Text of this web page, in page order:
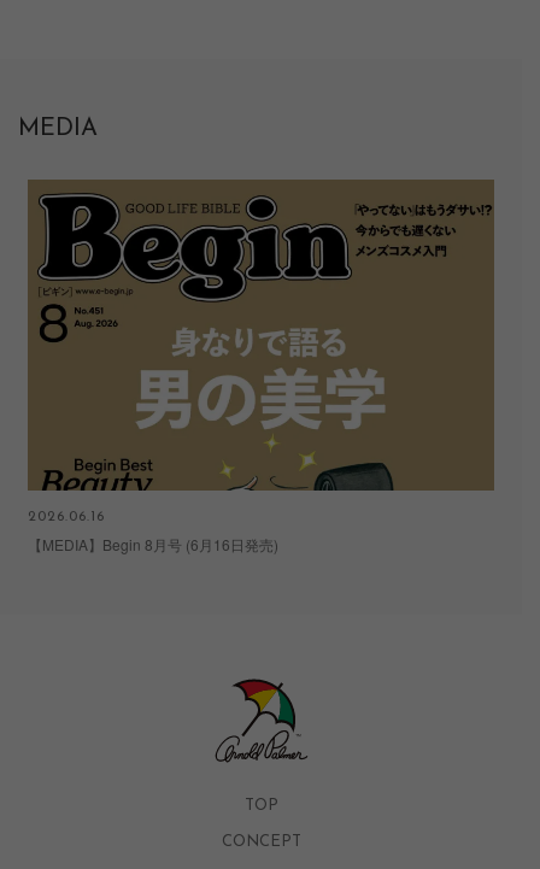
MEDIA
2026.06.16
【MEDIA】Begin 8月号 (6月16日発売)
TOP
CONCEPT